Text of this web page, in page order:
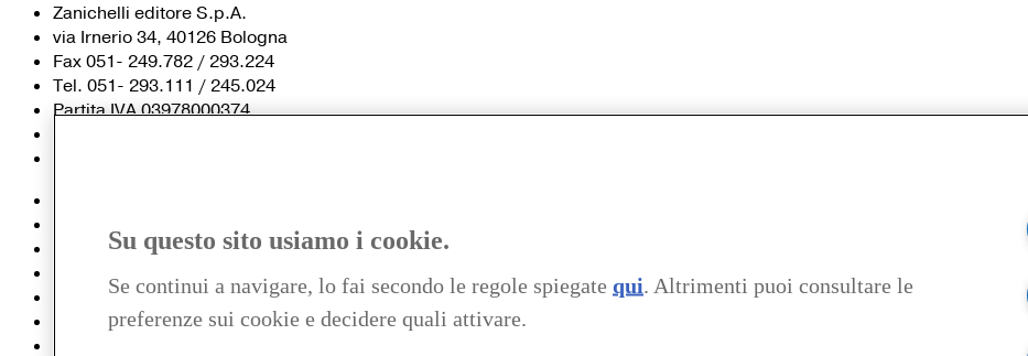
Zanichelli editore S.p.A.
via Irnerio 34, 40126 Bologna
Fax 051- 249.782 / 293.224
Tel. 051- 293.111 / 245.024
Partita IVA 03978000374
my.zanichelli.it
Filiali e agenzie
Acquisti: informazioni precontrattuali
Area stampa
Su questo sito usiamo i cookie.
Se continui a navigare, lo fai secondo le regole spiegate qui. Altrimenti puoi consultare le
preferenze sui cookie e decidere quali attivare.